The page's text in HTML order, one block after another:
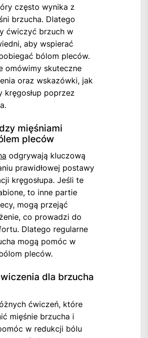
często wynika z
brzucha. Dlatego
ćwiczyć brzuch w
aby wspierać
bólom pleców.
omówimy skuteczne
oraz wskazówki, jak
poprzez
mięśniami
pleców
odgrywają kluczową
prawidłowej postawy
kręgosłupa. Jeśli te
to inne partie
mogą przejąć
co prowadzi do
Dlatego regularne
mogą pomóc w
pleców.
dla brzucha
ćwiczeń, które
mięśnie brzucha i
w redukcji bólu